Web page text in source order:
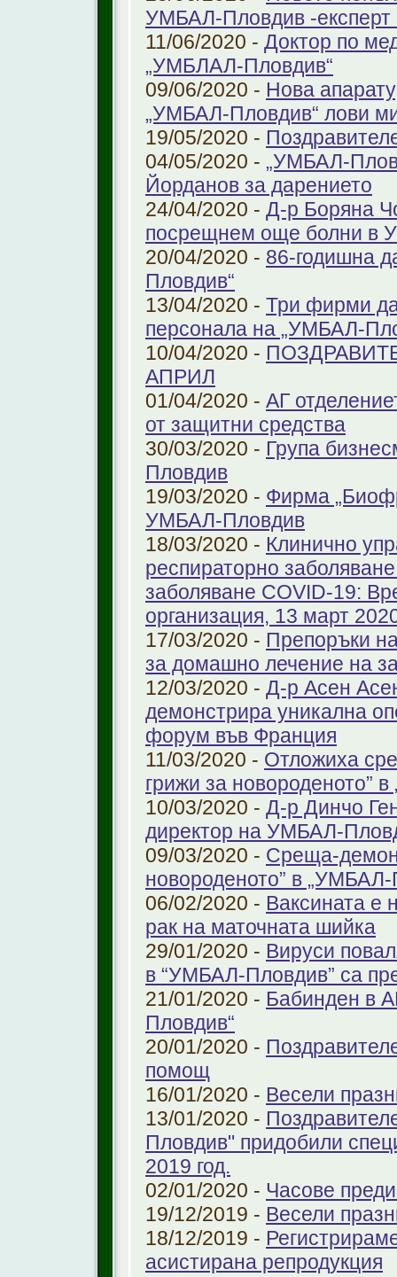
УМБАЛ-Пловдив -експерт
11/06/2020 - Доктор по
„УМБЛАЛ-Пловдив“
09/06/2020 - Нова
„УМБАЛ-Пловдив“ лови
19/05/2020 -
04/05/2020 - „УМБАЛ-
Йорданов за дарението
24/04/2020 - Д-р Боряна
посрещнем още болни в
20/04/2020 - 86-годишна
Пловдив“
13/04/2020 - Три фирми
персонала на „УМБАЛ-
10/04/2020 -
АПРИЛ
01/04/2020 - АГ
от защитни средства
30/03/2020 - Група
Пловдив
19/03/2020 - Фирма
УМБАЛ-Пловдив
18/03/2020 - Клинично
респираторно
заболяване COVID-19:
организация, 13 март
17/03/2020 - Препоръки
за домашно лечение на
12/03/2020 - Д-р Асен
демонстрира уникална
форум във Франция
11/03/2020 - Отложиха
грижи за новороденото”
10/03/2020 - Д-р Динчо
директор на УМБАЛ-
09/03/2020 - Среща-
новороденото” в „УМБАЛ-
06/02/2020 - Ваксината е
рак на маточната шийка
29/01/2020 - Вируси
в “УМБАЛ-Пловдив” са
21/01/2020 - Бабинден в
Пловдив“
20/01/2020 -
помощ
16/01/2020 - Весели
13/01/2020 -
Пловдив" придобили
2019 год.
02/01/2020 - Часове
19/12/2019 - Весели
18/12/2019 -
aсистирана репродукция